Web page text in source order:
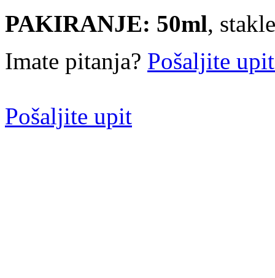
PAKIRANJE: 50ml,
Imate pitanja? Pošaljite
Pošaljite upit